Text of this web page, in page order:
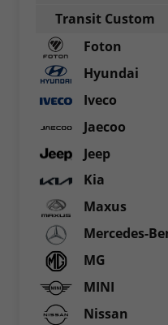
Transit Custom
Foton
Hyundai
Iveco
Jaecoo
Jeep
Kia
Maxus
Mercedes-
MG
MINI
Nissan